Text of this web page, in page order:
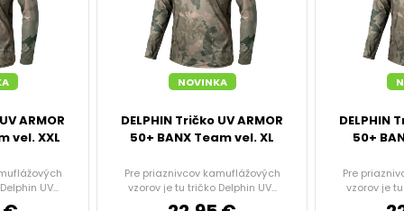
ARMOR
vel. XXL
UV...
NOVINKA
DELPHIN Tričko UV ARMOR
50+ BANX Team vel. XL
Pre priaznivcov kamuflážových
vzorov je tu tričko Delphin UV...
DELPHIN
50+
Pre
vzorov je